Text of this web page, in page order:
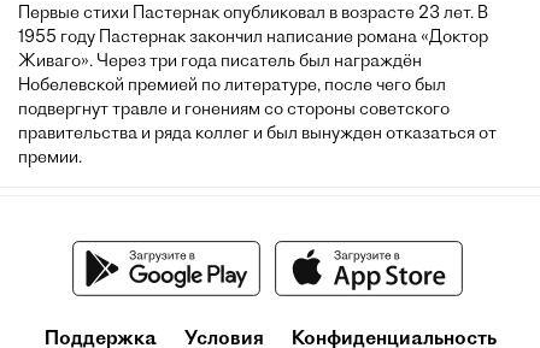
Первые стихи Пастернак опубликовал в возрасте 23 лет. В
1955 году Пастернак закончил написание романа «Доктор
Живаго». Через три года писатель был награждён
Нобелевской премией по литературе, после чего был
подвергнут травле и гонениям со стороны советского
правительства и ряда коллег и был вынужден отказаться от
премии.
Поддержка Условия Конфиденциальность